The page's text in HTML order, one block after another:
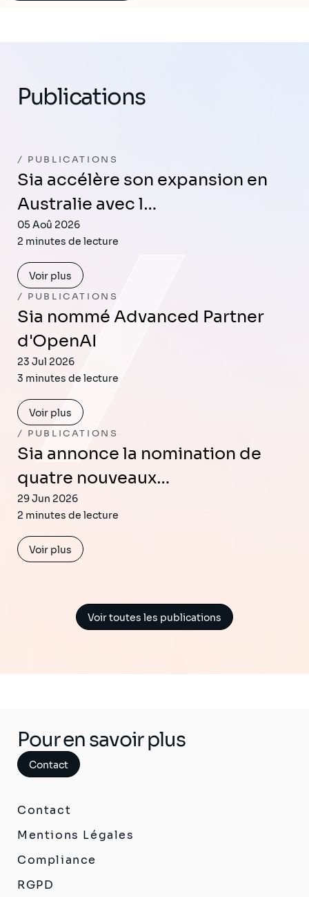
Publications
PUBLICATIONS
Sia accélère son expansion en
Australie avec l…
05 Aoû 2026
2 minutes de lecture
Voir plus
PUBLICATIONS
Sia nommé Advanced Partner
d'OpenAI
23 Jul 2026
3 minutes de lecture
Voir plus
PUBLICATIONS
Sia annonce la nomination de
quatre nouveaux…
29 Jun 2026
2 minutes de lecture
Voir plus
Voir toutes les publications
Pour en savoir plus
Contact
Contact
Mentions Légales
Compliance
RGPD